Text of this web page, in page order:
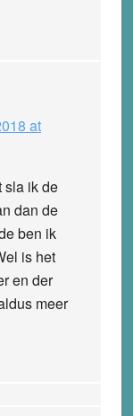
at
sla ik de
dan de
ben ik
is het
en der
meer